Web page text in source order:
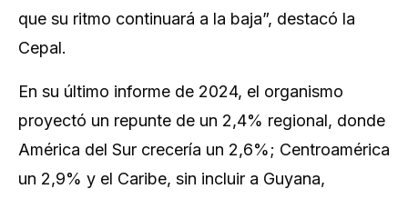
que su ritmo continuará a la baja”, destacó la
Cepal.
En su último informe de 2024, el organismo
proyectó un repunte de un 2,4% regional, donde
América del Sur crecería un 2,6%; Centroamérica
un 2,9% y el Caribe, sin incluir a Guyana,